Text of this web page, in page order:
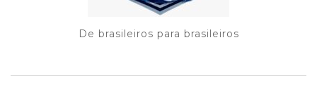
De brasileiros para brasileiros